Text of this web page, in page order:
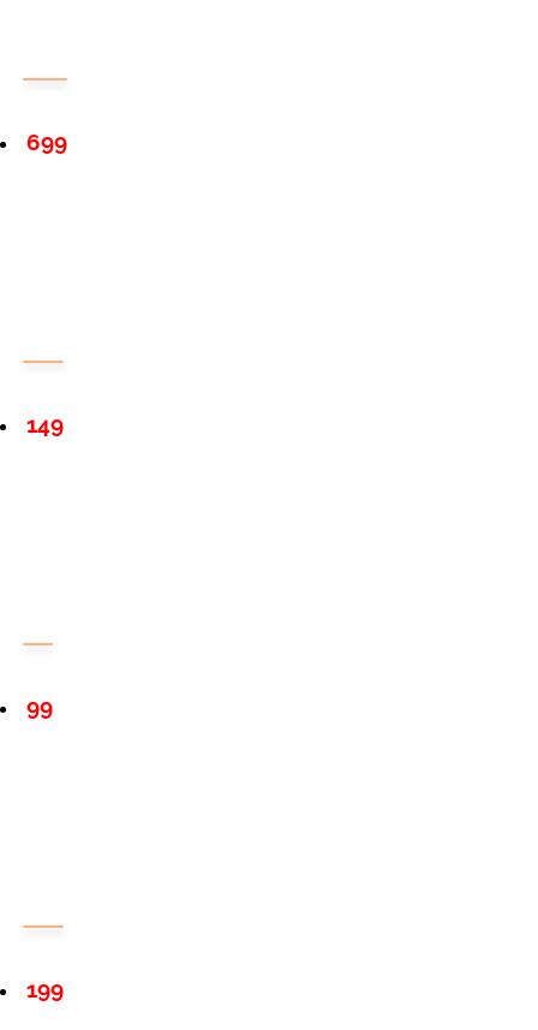
699
149
99
199